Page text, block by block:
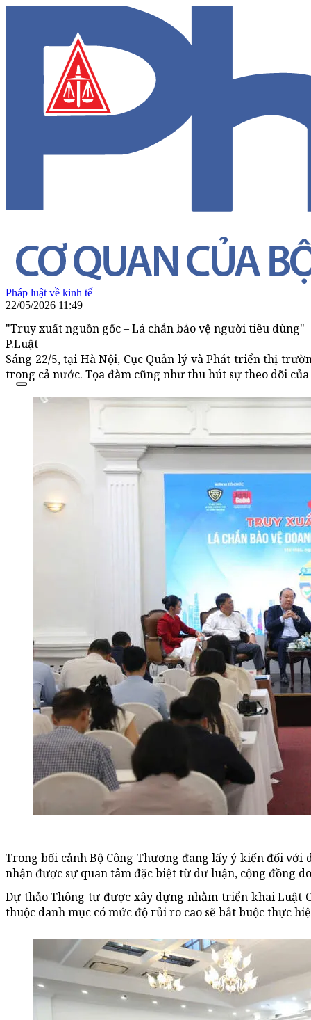
Pháp luật về kinh tế
22/05/2026 11:49
"Truy xuất nguồn gốc – Lá chắn bảo vệ người tiêu dùng"
P.Luật
Sáng 22/5, tại Hà Nội, Cục Quản lý và Phát triển thị
trong cả nước. Tọa đàm cũng như thu hút sự theo dõi
Trong bối cảnh Bộ Công Thương đang lấy ý kiến đối
nhận được sự quan tâm đặc biệt từ dư luận, cộng đồng
Dự thảo Thông tư được xây dựng nhằm triển khai Luật
thuộc danh mục có mức độ rủi ro cao sẽ bắt buộc thực